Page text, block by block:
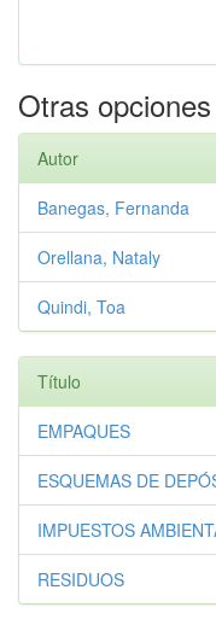
Otras
Autor
Banegas, Fernanda
Orellana, Nataly
Quindi, Toa
Título
EMPAQUES
ESQUEMAS DE
IMPUESTOS
RESIDUOS